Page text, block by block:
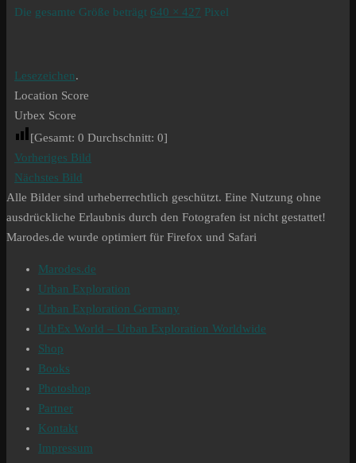
Die gesamte Größe beträgt 640 × 427 Pixel
Lesezeichen.
Location Score
Urbex Score
[Gesamt: 0 Durchschnitt: 0]
Vorheriges Bild
Nächstes Bild
Alle Bilder sind urheberrechtlich geschützt. Eine Nutzung ohne
ausdrückliche Erlaubnis durch den Fotografen ist nicht gestattet!
Marodes.de wurde optimiert für Firefox und Safari
Marodes.de
Urban Exploration
Urban Exploration Germany
UrbEx World – Urban Exploration Worldwide
Shop
Books
Photoshop
Partner
Kontakt
Impressum